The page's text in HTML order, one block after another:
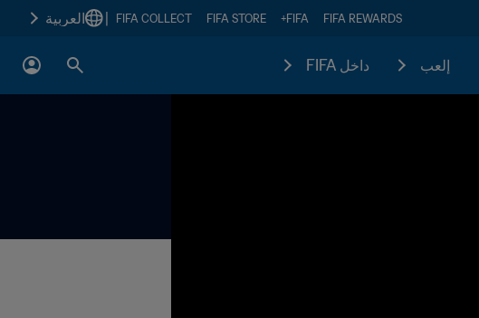
FIFA REWARDS
FIFA+
FIFA STORE
FIFA COLLECT العربية
إلعب داخل FIFA